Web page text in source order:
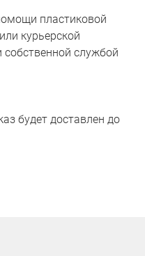
пластиковой
курьерской
службой
будет доставлен до